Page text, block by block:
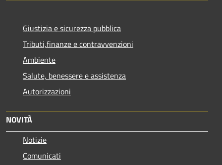
Giustizia e sicurezza pubblica
Tributi,finanze e contravvenzioni
Ambiente
Salute, benessere e assistenza
Autorizzazioni
NOVITÀ
Notizie
Comunicati